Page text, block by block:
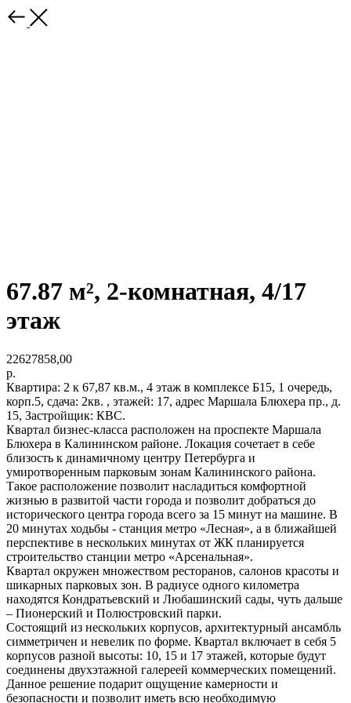
67.87 м², 2-комнатная, 4/17
этаж
22627858,00
р.
Квартира: 2 к 67,87 кв.м., 4 этаж в комплексе Б15, 1 очередь,
корп.5, сдача: 2кв. , этажей: 17, адрес Маршала Блюхера пр., д.
15, Застройщик: КВС.
Квартал бизнес-класса расположен на проспекте Маршала
Блюхера в Калининском районе. Локация сочетает в себе
близость к динамичному центру Петербурга и
умиротворенным парковым зонам Калининского района.
Такое расположение позволит насладиться комфортной
жизнью в развитой части города и позволит добраться до
исторического центра города всего за 15 минут на машине. В
20 минутах ходьбы - станция метро «Лесная», а в ближайшей
перспективе в нескольких минутах от ЖК планируется
строительство станции метро «Арсенальная».
Квартал окружен множеством ресторанов, салонов красоты и
шикарных парковых зон. В радиусе одного километра
находятся Кондратьевский и Любашинский сады, чуть дальше
– Пионерский и Полюстровский парки.
Состоящий из нескольких корпусов, архитектурный ансамбль
симметричен и невелик по форме. Квартал включает в себя 5
корпусов разной высоты: 10, 15 и 17 этажей, которые будут
соединены двухэтажной галереей коммерческих помещений.
Данное решение подарит ощущение камерности и
безопасности и позволит иметь всю необходимую